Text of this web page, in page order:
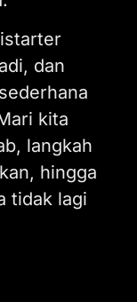
dan
kita
langkah
hingga
tidak lagi